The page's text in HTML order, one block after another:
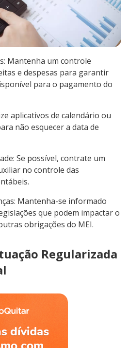
Mantenha um controle
e despesas para garantir
para o pagamento do
aplicativos de calendário ou
não esquecer a data de
Se possível, contrate um
no controle das
Mantenha-se informado
que podem impactar o
obrigações do MEI.
Regularizada